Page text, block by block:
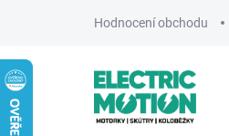
Hodnocení obchodu